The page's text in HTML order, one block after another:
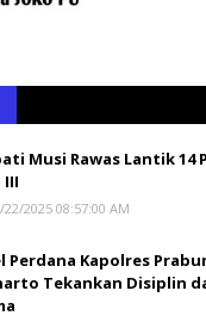
Musi Rawas Lantik 14
III
22/2025 08:57:00 AM
Perdana Kapolres
Tekankan Disiplin